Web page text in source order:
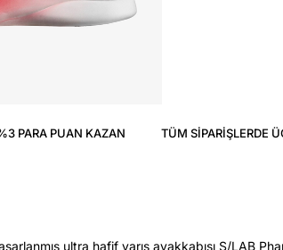
PARA PUAN KAZAN TÜM SIPARIŞLERDE
ultra hafif yarış ayakkabısı S/LAB